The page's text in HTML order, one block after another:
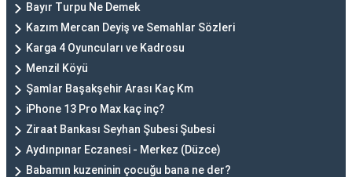
Bayır Turpu Ne Demek
Kazım Mercan Deyiş ve Semahlar Sözleri
Karga 4 Oyuncuları ve Kadrosu
Menzil Köyü
Şamlar Başakşehir Arası Kaç Km
iPhone 13 Pro Max kaç inç?
Ziraat Bankası Seyhan Şubesi Şubesi
Aydınpınar Eczanesi - Merkez (Düzce)
Babamın kuzeninin çocuğu bana ne der?